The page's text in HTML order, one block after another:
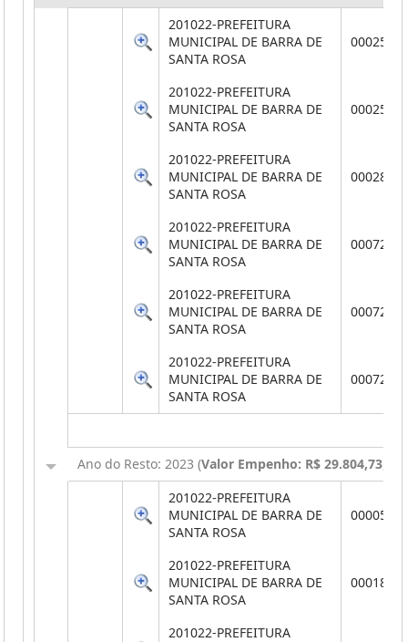
201022-PREFEITURA
MUNICIPAL DE BARRA DE
SANTA ROSA
0002583
201022-PREFEITURA
MUNICIPAL DE BARRA DE
SANTA ROSA
0002584
201022-PREFEITURA
MUNICIPAL DE BARRA DE
SANTA ROSA
0002862
201022-PREFEITURA
MUNICIPAL DE BARRA DE
SANTA ROSA
0007267
201022-PREFEITURA
MUNICIPAL DE BARRA DE
SANTA ROSA
0007268
201022-PREFEITURA
MUNICIPAL DE BARRA DE
SANTA ROSA
0007269
Ano do Resto: 2023 (Valor Empenho: R$ 29.804,73
201022-PREFEITURA
MUNICIPAL DE BARRA DE
SANTA ROSA
0000576
201022-PREFEITURA
MUNICIPAL DE BARRA DE
SANTA ROSA
0001883
201022-PREFEITURA